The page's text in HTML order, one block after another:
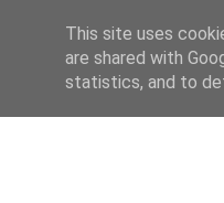
This site uses
are shared with
statistics, and to